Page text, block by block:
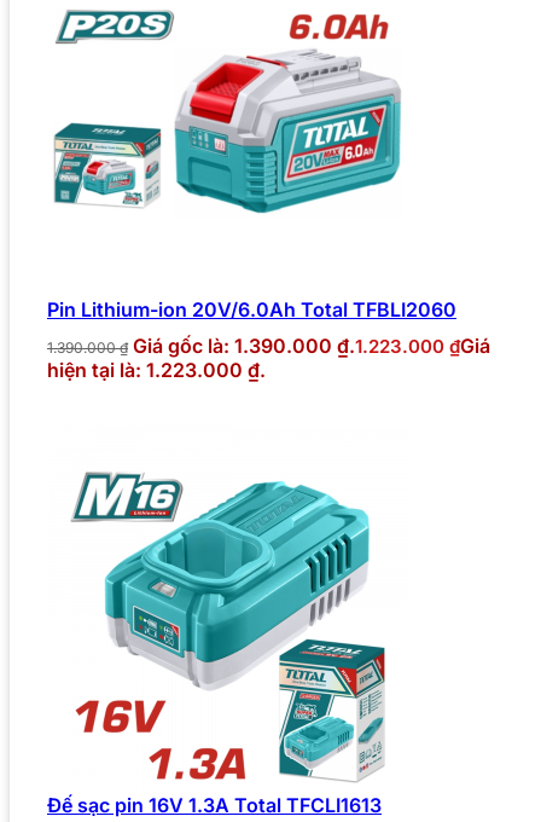
Pin Lithium-ion 20V/6.0Ah Total TFBLI2060
1.390.000₫ Giá gốc là: 1.390.000 ₫.1.223.000 ₫Giá
hiện tại là: 1.223.000 ₫.
Đế sạc pin 16V 1.3A Total TFCLI1613